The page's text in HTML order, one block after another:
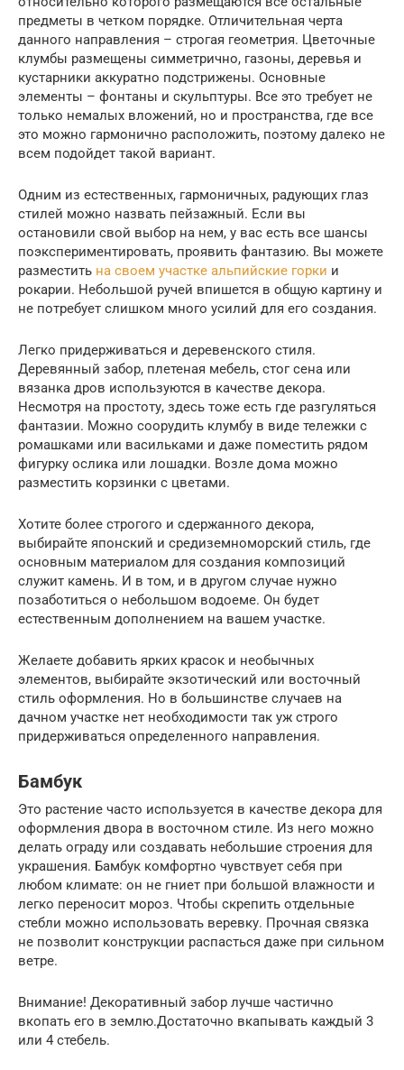
предметы в четком порядке. Отличительная черта
данного направления – строгая геометрия. Цветочные
клумбы размещены симметрично, газоны, деревья и
кустарники аккуратно подстрижены. Основные
элементы – фонтаны и скульптуры. Все это требует не
только немалых вложений, но и пространства, где все
это можно гармонично расположить, поэтому далеко не
всем подойдет такой вариант.
Одним из естественных, гармоничных, радующих глаз
стилей можно назвать пейзажный. Если вы
остановили свой выбор на нем, у вас есть все шансы
поэкспериментировать, проявить фантазию. Вы можете
разместить на своем участке альпийские горки и
рокарии. Небольшой ручей впишется в общую картину и
не потребует слишком много усилий для его создания.
Легко придерживаться и деревенского стиля.
Деревянный забор, плетеная мебель, стог сена или
вязанка дров используются в качестве декора.
Несмотря на простоту, здесь тоже есть где разгуляться
фантазии. Можно соорудить клумбу в виде тележки с
ромашками или васильками и даже поместить рядом
фигурку ослика или лошадки. Возле дома можно
разместить корзинки с цветами.
Хотите более строгого и сдержанного декора,
выбирайте японский и средиземноморский стиль, где
основным материалом для создания композиций
служит камень. И в том, и в другом случае нужно
позаботиться о небольшом водоеме. Он будет
естественным дополнением на вашем участке.
Желаете добавить ярких красок и необычных
элементов, выбирайте экзотический или восточный
стиль оформления. Но в большинстве случаев на
дачном участке нет необходимости так уж строго
придерживаться определенного направления.
Бамбук
Это растение часто используется в качестве декора для
оформления двора в восточном стиле. Из него можно
делать ограду или создавать небольшие строения для
украшения. Бамбук комфортно чувствует себя при
любом климате: он не гниет при большой влажности и
легко переносит мороз. Чтобы скрепить отдельные
стебли можно использовать веревку. Прочная связка
не позволит конструкции распасться даже при сильном
ветре.
Внимание! Декоративный забор лучше частично
вкопать его в землю.Достаточно вкапывать каждый 3
или 4 стебель.